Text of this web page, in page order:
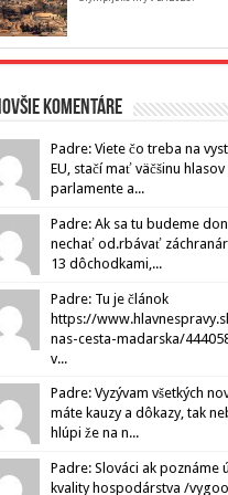
komentáre
Padre: Viete čo treba na
EU, stačí mať väčšinu hlasov
parlamente a...
Padre: Ak sa tu budeme
nechať od.rbávať
13 dôchodkami,...
Padre: Tu je článok
https://
nas-cesta-madarska/
v...
Padre: Vyzývam všetkých
máte kauzy a dôkazy, tak
hlúpi že na n...
Padre: Slováci ak poznáme
kvality hospodárstva /